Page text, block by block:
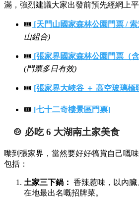
滿，強烈建議大家出發前預先經網上平
🎟️ [天門山國家森林公園門票 /
山組合)
🎟️ [張家界國家森林公園門票（
(門票多日有效)
🎟️ [張家界大峽谷 ＋ 高空玻璃橋
🎟️ [七十二奇樓景區門票]
🍲 必吃 6 大湖南土家美食
嚟到張家界，當然要好好犒賞自己嘅
包括：
土家三下鍋： 香辣惹味，以內
在地最出名嘅招牌菜。